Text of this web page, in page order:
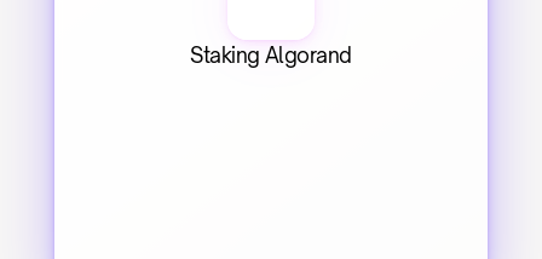
Staking Algorand